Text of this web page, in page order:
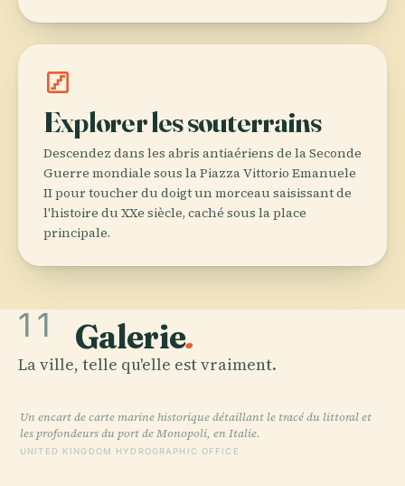
stairs
Explorer les souterrains
Descendez dans les abris antiaériens de la Seconde
Guerre mondiale sous la Piazza Vittorio Emanuele
II pour toucher du doigt un morceau saisissant de
l'histoire du XXe siècle, caché sous la place
principale.
11 Galerie.
La ville, telle qu'elle est vraiment.
Un encart de carte marine historique détaillant le tracé du littoral et
les profondeurs du port de Monopoli, en Italie.
UNITED KINGDOM HYDROGRAPHIC OFFICE